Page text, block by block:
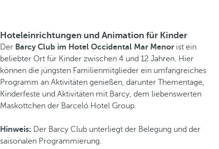
Hoteleinrichtungen und Animation für Kinder
Der Barcy Club im Hotel Occidental Mar Menor ist ein
beliebter Ort für Kinder zwischen 4 und 12 Jahren. Hier
können die jüngsten Familienmitglieder ein umfangreiches
Programm an Aktivitäten genießen, darunter Thementage,
Kinderfeste und Aktivitäten mit Barcy, dem liebenswerten
Maskottchen der Barceló Hotel Group.
Hinweis: Der Barcy Club unterliegt der Belegung und der
saisonalen Programmierung.